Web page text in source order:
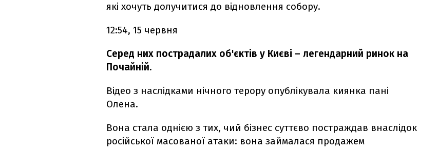
які хочуть долучитися до відновлення собору.
12:54, 15 червня
Серед них пострадалих об'єктів у Києві – легендарний ринок на
Почайній.
Відео з наслідками нічного терору опублікувала киянка пані
Олена.
Вона стала однією з тих, чий бізнес суттєво постраждав внаслідок
російської масованої атаки: вона займалася продажем